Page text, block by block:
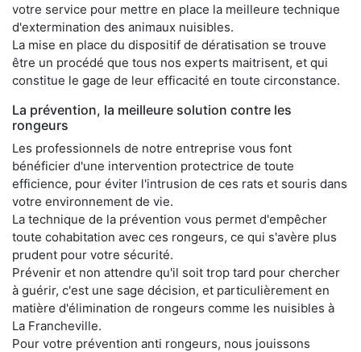
votre service pour mettre en place la meilleure technique
d'extermination des animaux nuisibles.
La mise en place du dispositif de dératisation se trouve
être un procédé que tous nos experts maitrisent, et qui
constitue le gage de leur efficacité en toute circonstance.
La prévention, la meilleure solution contre les
rongeurs
Les professionnels de notre entreprise vous font
bénéficier d'une intervention protectrice de toute
efficience, pour éviter l'intrusion de ces rats et souris dans
votre environnement de vie.
La technique de la prévention vous permet d'empêcher
toute cohabitation avec ces rongeurs, ce qui s'avère plus
prudent pour votre sécurité.
Prévenir et non attendre qu'il soit trop tard pour chercher
à guérir, c'est une sage décision, et particulièrement en
matière d'élimination de rongeurs comme les nuisibles à
La Francheville.
Pour votre prévention anti rongeurs, nous jouissons